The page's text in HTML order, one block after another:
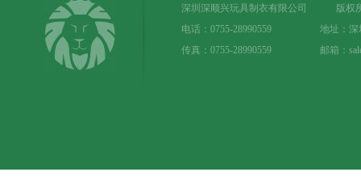
深圳深顺兴玩具制衣有限公司 版权
电话：0755-28990559 地址：深圳市
传真：0755-28990559 邮箱：